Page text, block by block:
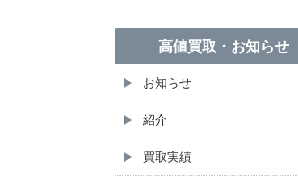
高値買取・お知らせ
お知らせ
紹介
買取実績